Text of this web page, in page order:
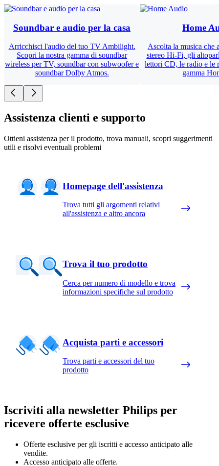
Soundbar e audio per la casa
Arricchisci l'audio del tuo TV Ambilight.
Scopri la nostra gamma di soundbar
wireless per TV, soundbar con subwoofer e
soundbar Dolby Atmos.
Home
Ascolta la musica che
stereo Hi-Fi, gli
lettori CD, le radio e le
gamma
Assistenza clienti e supporto
Ottieni assistenza per il prodotto, trova manuali, scopri suggerimenti
utili e risolvi eventuali problemi
Homepage dell'assistenza
Trova tutti gli argomenti relativi
all'assistenza e altro ancora
Trova il tuo prodotto
Cerca per numero di modello e trova
informazioni specifiche sul prodotto
Acquista parti e accessori
Trova parti e accessori del tuo
prodotto
Iscriviti alla newsletter Philips per
ricevere offerte esclusive
Offerte esclusive per gli iscritti e accesso anticipato alle
vendite.
Accesso anticipato alle offerte.